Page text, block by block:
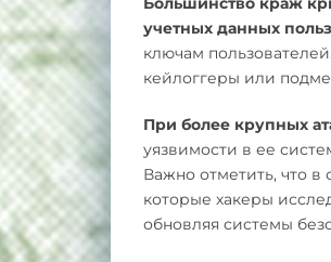
учетных данных
ключам
кейлоггеры или
При более крупных
уязвимости в ее
Важно отметить, что
которые хакеры
обновляя системы